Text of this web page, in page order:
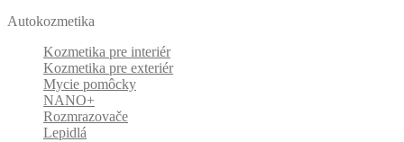
Autokozmetika
Kozmetika pre interiér
Kozmetika pre exteriér
Mycie pomôcky
NANO+
Rozmrazovače
Lepidlá